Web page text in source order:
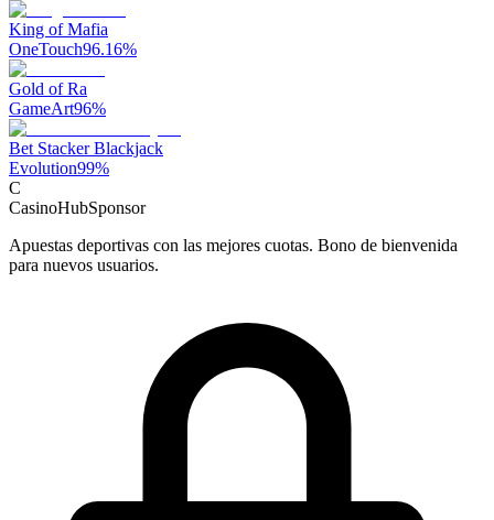
King of Mafia
OneTouch96.16%
Gold of Ra
GameArt96%
Bet Stacker Blackjack
Evolution99%
C
CasinoHubSponsor
Apuestas deportivas con las mejores cuotas. Bono de bienvenida
para nuevos usuarios.